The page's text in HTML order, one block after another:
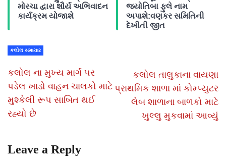
મોરચા દ્વારા શૌર્ય અભિવાદન
કાર્યક્રમ યોજાશે
જ્યોતિબા ફુલે નામ
અપાશે:વણકર સમિતિની
દેખીતી જીત
કલોલ સમાચાર
કલોલ ના મુખ્ય માર્ગ પર
પડેલ ખાડો વાહન ચાલકો માટે
મુશ્કેલી રૂપ સાબિત થઈ
રહ્યો છે
કલોલ તાલુકાના વાયણા
પ્રાથમિક શાળા માં કોમ્પ્યુટર
લેબ શાળાના બાળકો માટે
ખુલ્લુ મુકવામાં આવ્યું
Leave a Reply